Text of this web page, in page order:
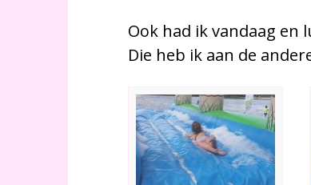
Ook had ik vandaag en
Die heb ik aan de